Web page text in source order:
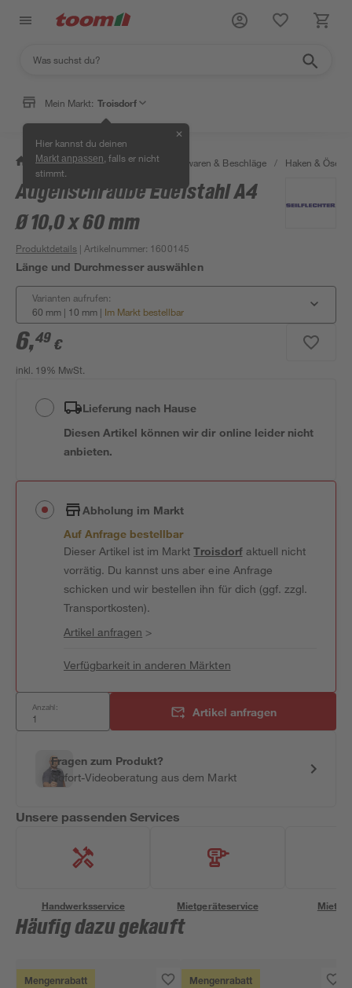
Mein Markt: Troisdorf
Hier kannst du deinen
Markt anpassen , falls er nicht
stimmt.
✕
/ Werkstatt & Maschinen / Eisenwaren & Beschläge / Haken & Ösen
Augenschraube Edelstahl A4
Ø 10,0 x 60 mm
Produktdetails | Artikelnummer: 1600145
Länge und Durchmesser auswählen
Varianten aufrufen:
60 mm | 10 mm | Im Markt bestellbar
6,49 €
inkl. 19% MwSt.
Lieferung nach Hause
Diesen Artikel können wir dir online leider nicht
anbieten.
Abholung im Markt
Auf Anfrage bestellbar
Dieser Artikel ist im MarktTroisdorfaktuell nicht
vorrätig. Du kannst uns aber eine Anfrage
schicken und wir bestellen ihn für dich (ggf. zzgl.
Transportkosten).
Artikel anfragen >
Verfügbarkeit in anderen Märkten
Anzahl: Artikel anfragen
Fragen zum Produkt?
Sofort-Videoberatung aus dem Markt
Unsere passenden Services
Handwerksservice Mietgeräteservice
Häufig dazu gekauft
Mengenrabatt Mengenrabatt